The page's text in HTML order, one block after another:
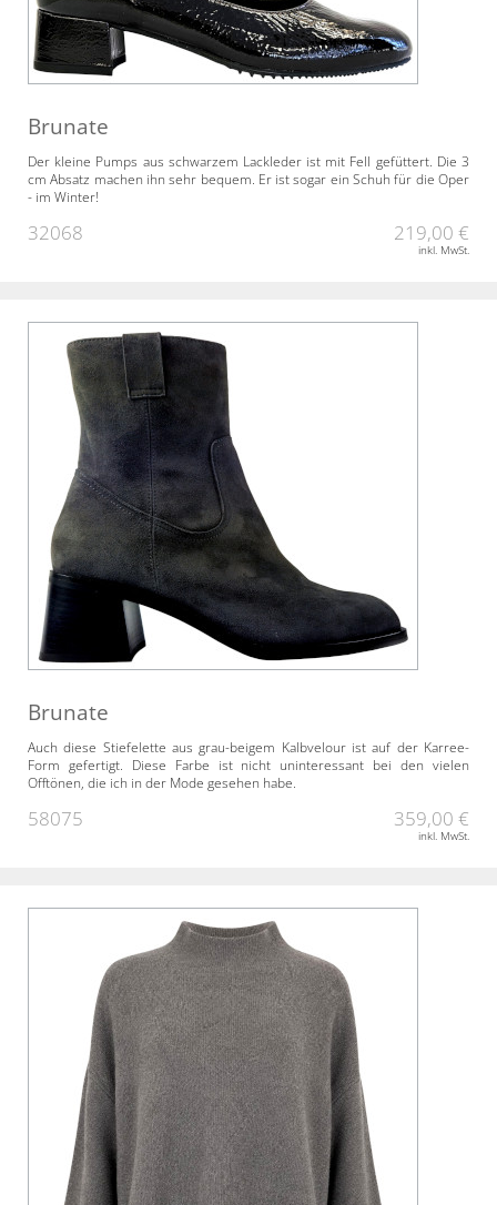
Brunate
Der kleine Pumps aus schwarzem Lackleder ist mit Fell gefüttert. Die 3
cm Absatz machen ihn sehr bequem. Er ist sogar ein Schuh für die Oper
- im Winter!
32068 219,00 €
inkl. MwSt.
Brunate
Auch diese Stiefelette aus grau-beigem Kalbvelour ist auf der Karree-
Form gefertigt. Diese Farbe ist nicht uninteressant bei den vielen
Offtönen, die ich in der Mode gesehen habe.
58075 359,00 €
inkl. MwSt.